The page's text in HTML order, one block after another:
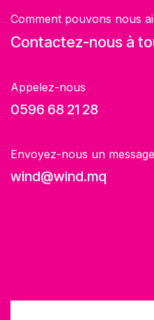
Comment pouvons nous
Contactez-nous à
Appelez-nous
0596 68 21 28
Envoyez-nous un message
wind@wind.mq